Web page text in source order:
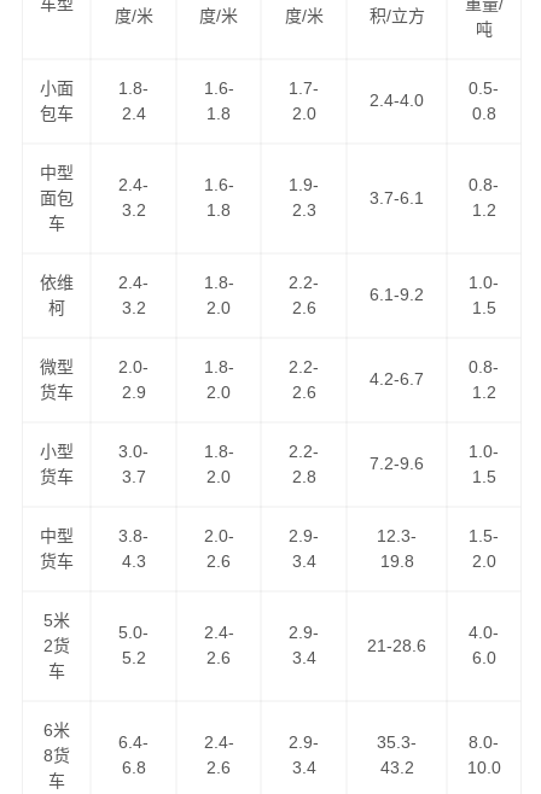
路汽车运输服务，为客户提供优势的
成都到葫芦岛物流专
为客户提供舒适省心放心
万信物流作为成都到葫芦岛物流公司
知名企业之一，运营
诚”为服务理念，把坚持不懈的物流精神弘扬广大，得到了
广大客户的认可，现已成为我司品牌专线之一，天天通过
江区,青羊区,金牛区,武侯区,成华区,龙泉驿区,青白江区,新都
区,温江区,双流区,郫都区,新津区,金堂县,大邑县,蒲江县,都
成都到葫芦岛货运公司 为工厂、贸易商、批发商等货主提
调用等全方位的整车物流，零担运输，门到门运输，点到
点配送，送货到指定地点。万信物流是中国人民财产保险
公司货运险的签约公司，是四川省物流行业协会理事单
度/米
度/米
度/米
积/立方
吨
小面
包车
1.8-
2.4
1.6-
1.8
1.7-
2.0
2.4-4.0
0.5-
0.8
中型
面包
车
2.4-
3.2
1.6-
1.8
1.9-
2.3
3.7-6.1
0.8-
1.2
依维
柯
2.4-
3.2
1.8-
2.0
2.2-
2.6
6.1-9.2
1.0-
1.5
微型
货车
2.0-
2.9
1.8-
2.0
2.2-
2.6
4.2-6.7
0.8-
1.2
小型
货车
3.0-
3.7
1.8-
2.0
2.2-
2.8
7.2-9.6
1.0-
1.5
中型
货车
3.8-
4.3
2.0-
2.6
2.9-
3.4
12.3-
19.8
1.5-
2.0
5米
2货
车
5.0-
5.2
2.4-
2.6
2.9-
3.4
21-28.6
4.0-
6.0
6米
8货
车
6.4-
6.8
2.4-
2.6
2.9-
3.4
35.3-
43.2
8.0-
10.0